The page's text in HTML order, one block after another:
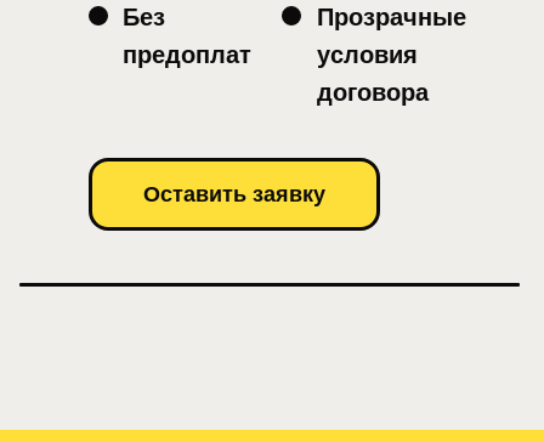
Оставить заявку
Без
предоплат
Прозрачные
условия
договора